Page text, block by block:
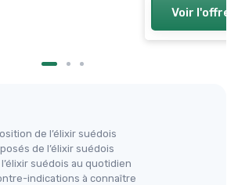
Voir l'offre
de l’élixir suédois
de l’élixir suédois
suédois au quotidien
indications à connaître